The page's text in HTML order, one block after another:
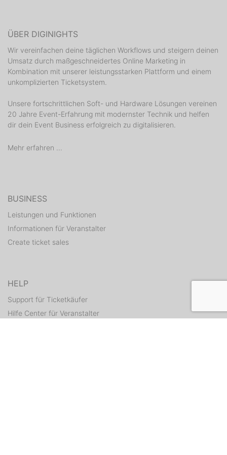
ÜBER DIGINIGHTS
Wir vereinfachen deine täglichen Workflows und steigern deinen
Umsatz durch maßgeschneidertes Online Marketing in
Kombination mit unserer leistungsstarken Plattform und einem
unkomplizierten Ticketsystem.
Unsere fortschrittlichen Soft- und Hardware Lösungen vereinen
20 Jahre Event-Erfahrung mit modernster Technik und helfen
dir dein Event Business erfolgreich zu digitalisieren.
Mehr erfahren ...
BUSINESS
Leistungen und Funktionen
Informationen für Veranstalter
Create ticket sales
HELP
Support für Ticketkäufer
Hilfe Center für Veranstalter